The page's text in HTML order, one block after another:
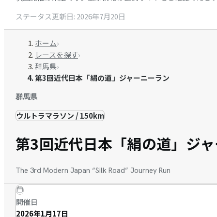
ステータス更新日: 2026年7月20日
ホーム›
レースを探す›
群馬県›
第3回近代日本「絹の道」ジャーニーラン
群馬県
ウルトラマラソン / 150km
第3回近代日本「絹の道」ジ
The 3rd Modern Japan “Silk Road” Journey Run
開催日
2026年1月17日